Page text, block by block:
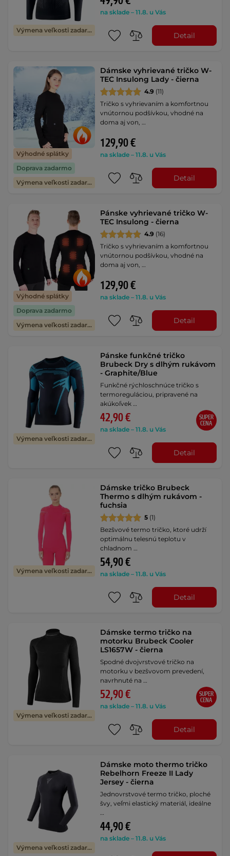
Výmena veľkosti zadarmo
na sklade – 11.8. u Vás
Detail
Výhodné splátky
Doprava zadarmo
Výmena veľkosti zadarmo
Dámske vyhrievané tričko W-
TEC Insulong Lady - čierna
4.9 (11)
Tričko s vyhrievaním a komfortnou
vnútornou podšívkou, vhodné na
doma aj von, …
129,90 €
na sklade – 11.8. u Vás
Detail
Výhodné splátky
Doprava zadarmo
Výmena veľkosti zadarmo
Pánske vyhrievané tričko W-
TEC Insulong - čierna
4.9 (16)
Tričko s vyhrievaním a komfortnou
vnútornou podšívkou, vhodné na
doma aj von, …
129,90 €
na sklade – 11.8. u Vás
Detail
Výmena veľkosti zadarmo
Pánske funkčné tričko
Brubeck Dry s dlhým rukávom
- Graphite/Blue
Funkčné rýchloschnúce tričko s
termoreguláciou, pripravené na
akúkoľvek …
42,90 €
na sklade – 11.8. u Vás
SUPER
CENA
Detail
Výmena veľkosti zadarmo
Dámske tričko Brubeck
Thermo s dlhým rukávom -
fuchsia
5 (1)
Bezšvové termo tričko, ktoré udrží
optimálnu telesnú teplotu v
chladnom …
54,90 €
na sklade – 11.8. u Vás
Detail
Výmena veľkosti zadarmo
Dámske termo tričko na
motorku Brubeck Cooler
LS1657W - čierna
Spodné dvojvrstvové tričko na
motorku v bezšvovom prevedení,
navrhnuté na …
52,90 €
na sklade – 11.8. u Vás
SUPER
CENA
Detail
Výmena veľkosti zadarmo
Dámske moto thermo tričko
Rebelhorn Freeze II Lady
Jersey - čierna
Jednovrstvové termo tričko, ploché
švy, veľmi elastický materiál, ideálne
…
44,90 €
na sklade – 11.8. u Vás